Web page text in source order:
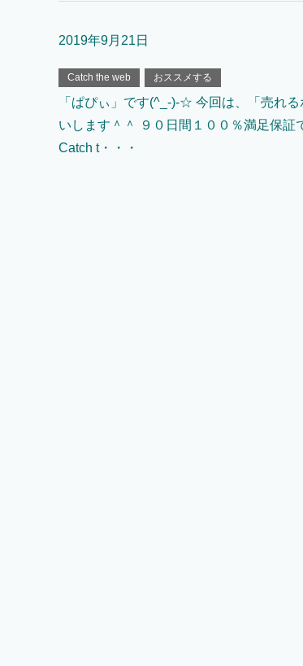
2019年9月21日
Catch the web おススメする
「ぱぴぃ」です(^_-)-☆ 今回は、「売れ
いします＾＾ ９０日間１００％満足保証
Catch t・・・